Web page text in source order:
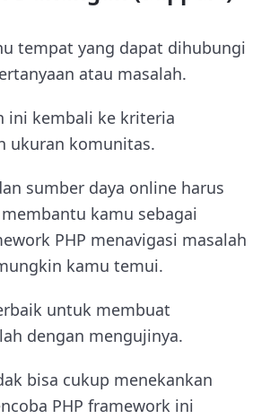
tempat yang dapat dihubungi
atau masalah.
ini kembali ke kriteria
ukuran komunitas.
sumber daya online harus
kamu sebagai
PHP menavigasi masalah
kamu temui.
untuk membuat
dengan mengujinya.
bisa cukup menekankan
PHP framework ini